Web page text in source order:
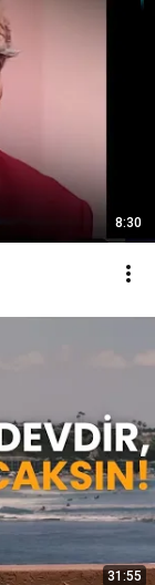
8:30
31:55